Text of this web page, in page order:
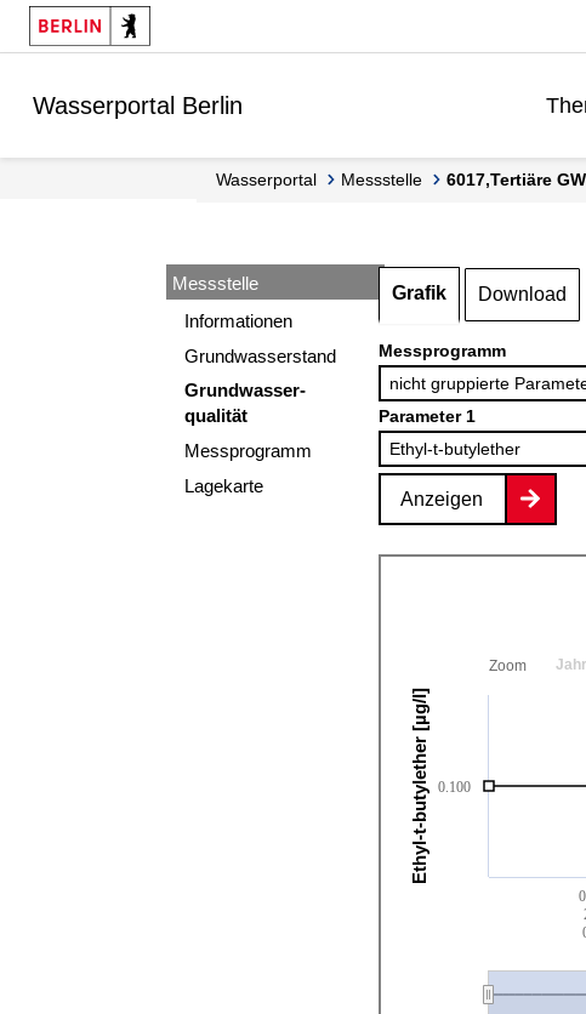
Springe zur Navigation
Springe zum Inhalt
Wasserportal Berlin
Wasserportal Messstelle 6017,Tertiäre
Messstelle
Informationen
Grundwasserstand
Grundwasser-
qualität
Messprogramm
Lagekarte
Grafik Download
Messprogramm
Parameter 1
Anzeigen
Ethyl-t-butylether [µg/l] 0.100
Zoom Jahr